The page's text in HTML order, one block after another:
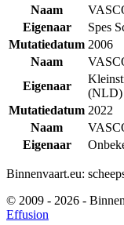
Naam
Eigenaar
Spes
Mutatiedatum 2006
Naam
Eigenaar
(NLD)
Mutatiedatum 2022
Naam
Eigenaar
Binnenvaart.eu:
© 2009 - 2026 -
Effusion